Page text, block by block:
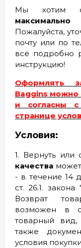
Мы хотим
Пожалуйста,
почту или по
всё подробно
инструкцию!
Оформлять
Baggins можно
и согласны
странице
Условия:
1. Вернуть или
качества
- в течение 14
ст. 26.1.
Возврат
возможен в
товарный вид,
также
условия